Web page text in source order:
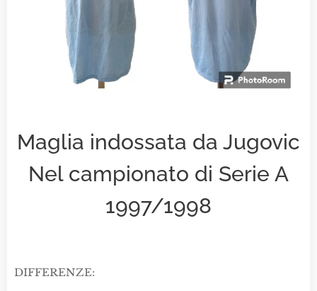
Maglia indossata da Jugovic
Nel campionato di Serie A
1997/1998
DIFFERENZE: